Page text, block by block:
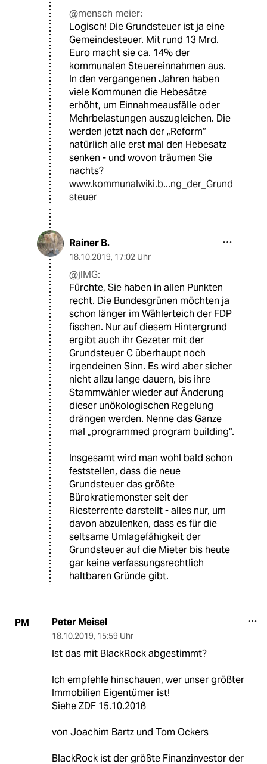
@mensch meier:
Logisch! Die Grundsteuer ist ja eine
Gemeindesteuer. Mit rund 13 Mrd.
Euro macht sie ca. 14% der
kommunalen Steuereinnahmen aus.
In den vergangenen Jahren haben
viele Kommunen die Hebesätze
erhöht, um Einnahmeausfälle oder
Mehrbelastungen auszugleichen. Die
werden jetzt nach der „Reform“
natürlich alle erst mal den Hebesatz
senken - und wovon träumen Sie
nachts?
www.kommunalwiki.b...ng_der_Grund
steuer
Rainer B.
18.10.2019, 17:02 Uhr
@jlMG:
Fürchte, Sie haben in allen Punkten
recht. Die Bundesgrünen möchten ja
schon länger im Wählerteich der FDP
fischen. Nur auf diesem Hintergrund
ergibt auch ihr Gezeter mit der
Grundsteuer C überhaupt noch
irgendeinen Sinn. Es wird aber sicher
nicht allzu lange dauern, bis ihre
Stammwähler wieder auf Änderung
dieser unökologischen Regelung
drängen werden. Nenne das Ganze
mal „programmed program building“.
Insgesamt wird man wohl bald schon
feststellen, dass die neue
Grundsteuer das größte
Bürokratiemonster seit der
Riesterrente darstellt - alles nur, um
davon abzulenken, dass es für die
seltsame Umlagefähigkeit der
Grundsteuer auf die Mieter bis heute
gar keine verfassungsrechtlich
haltbaren Gründe gibt.
PM Peter Meisel
18.10.2019, 15:59 Uhr
Ist das mit BlackRock abgestimmt?
Ich empfehle hinschauen, wer unser größter
Immobilien Eigentümer ist!
Siehe ZDF 15.10.201ß
von Joachim Bartz und Tom Ockers
BlackRock ist der größte Finanzinvestor der